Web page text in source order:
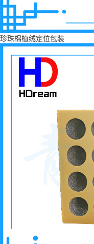
珍珠棉植绒定位包装